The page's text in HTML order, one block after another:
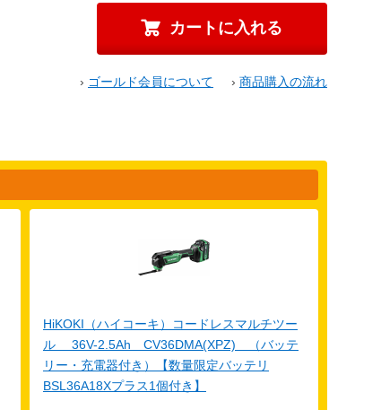
› ゴールド会員について › 商品購入の流れ
HiKOKI（ハイコーキ）コードレスマルチツー
ル 36V-2.5Ah CV36DMA(XPZ) （バッテ
リー・充電器付き）【数量限定バッテリ
BSL36A18Xプラス1個付き】